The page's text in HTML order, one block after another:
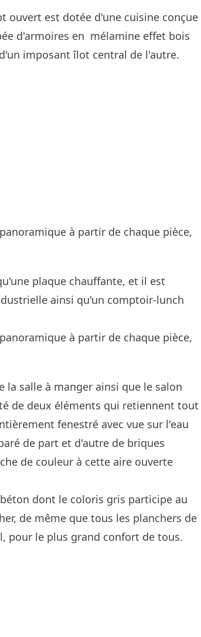
ouvert est dotée d'une cuisine conçue
d'armoires en mélamine effet bois
imposant îlot central de l'autre.
plaque chauffante, et il est
ainsi qu'un comptoir-lunch
la salle à manger ainsi que le salon
de deux éléments qui retiennent tout
fenestré avec vue sur l'eau
de part et d'autre de briques
de couleur à cette aire ouverte
dont le coloris gris participe au
de même que tous les planchers de
pour le plus grand confort de tous.